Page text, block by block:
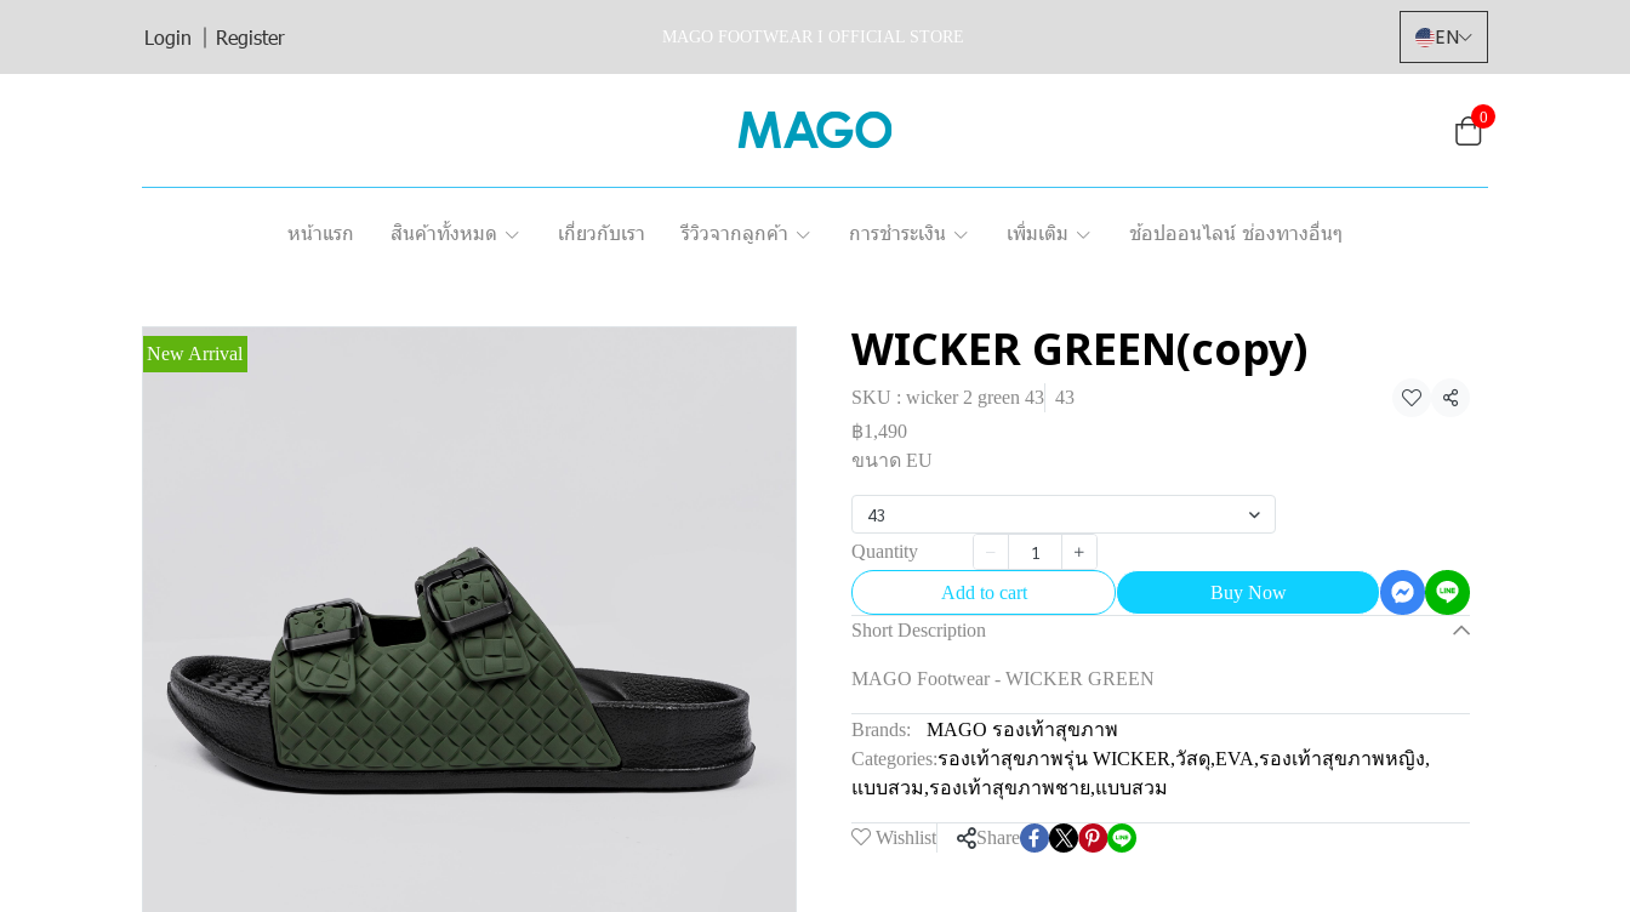
Login Register MAGO FOOTWEAR I OFFICIAL STORE EN
0
หน้าแรก สินค้าทั้งหมด เกี่ยวกับเรา รีวิวจากลูกค้า การชำระเงิน เพิ่มเติม ช้อปออนไลน์ ช่องทางอื่นๆ
New Arrival WICKER GREEN(copy)
SKU : wicker 2 green 43 43
Share
฿1,490
ขนาด EU
43
Quantity
Add to cart
Buy Now
Short Description
MAGO Footwear - WICKER GREEN
Brands:
MAGO รองเท้าสุขภาพ
Categories:รองเท้าสุขภาพรุ่น WICKER,วัสดุ,EVA,รองเท้าสุขภาพหญิง,
แบบสวม,รองเท้าสุขภาพชาย,แบบสวม
Wishlist Share